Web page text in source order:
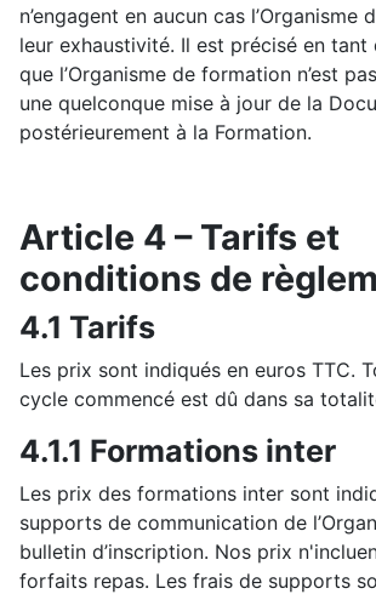
n’engagent en aucun cas l’Organisme
leur exhaustivité. Il est précisé en tant
que l’Organisme de formation n’est
une quelconque mise à jour de la
postérieurement à la Formation.
Article 4 – Tarifs et
conditions de
4.1 Tarifs
Les prix sont indiqués en euros TTC.
cycle commencé est dû dans sa
4.1.1 Formations inter
Les prix des formations inter sont
supports de communication de
bulletin d’inscription. Nos prix
forfaits repas. Les frais de supports